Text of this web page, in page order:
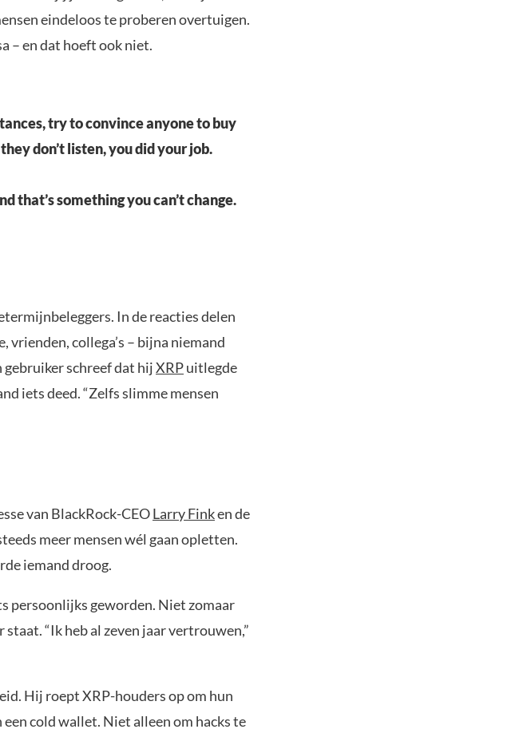
eindeloos te proberen overtuigen.
– en dat hoeft ook niet.
try to convince anyone to buy
don’t listen, you did your job.
that’s something you can’t change.
In de reacties delen
collega’s – bijna niemand
schreef dat hijXRPuitlegde
iets deed. “Zelfs slimme mensen
van BlackRock-CEOLarry Finken de
meer mensen wél gaan opletten.
iemand droog.
persoonlijks geworden. Niet zomaar
“Ik heb al zeven jaar vertrouwen,”
Hij roept XRP-houders op om hun
cold wallet. Niet alleen om hacks te